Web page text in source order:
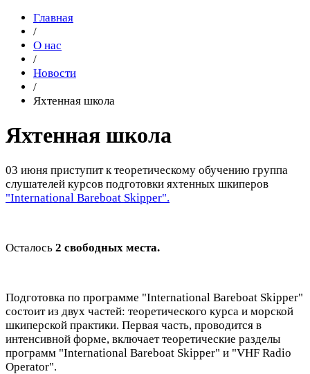
Главная
/
О нас
/
Новости
/
Яхтенная школа
Яхтенная школа
03 июня приступит к теоретическому обучению группа
слушателей курсов подготовки яхтенных шкиперов
"International Bareboat Skipper".
Осталось 2 свободных места.
Подготовка по программе "International Bareboat Skipper"
состоит из двух частей: теоретического курса и морской
шкиперской практики. Первая часть, проводится в
интенсивной форме, включает теоретические разделы
программ "International Bareboat Skipper" и "VHF Radio
Operator".